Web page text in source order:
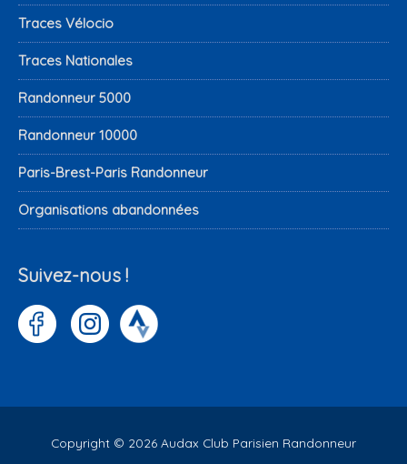
Traces Vélocio
Traces Nationales
Randonneur 5000
Randonneur 10000
Paris-Brest-Paris Randonneur
Organisations abandonnées
Suivez-nous !
Copyright © 2026 Audax Club Parisien Randonneur